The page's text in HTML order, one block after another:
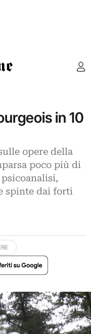
in 10
opere della
poco più di
spinte dai forti